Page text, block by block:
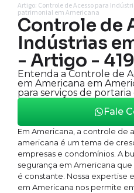
Artigo: Controle de Acesso para
patrimonial em Americana
Controle de
Indústrias
- Artigo - 419
Entenda a Controle de
em Americana em
para serviços de
Fale
Em Americana, a controle de
americana é um tema de
empresas e condomínios. A
segurança em Americana
é constante. Nossa expertise
em Americana nos permite